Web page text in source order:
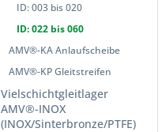
ID: 003 bis 020
ID: 022 bis 060
AMV®-KA Anlaufscheibe
AMV®-KP Gleitstreifen
Vielschichtgleitlager
AMV®-INOX
(INOX/Sinterbronze/PTFE)